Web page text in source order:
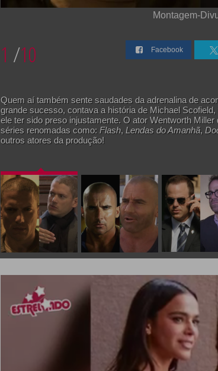
Montagem-
1 /10 Facebook
Quem aí também sente saudades da adrenalina de
grande sucesso, contava a história de Michael
ele ter sido preso injustamente. O ator Wentworth
séries renomadas como: Flash, Lendas do Amanhã,
outros atores da produção!